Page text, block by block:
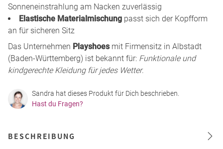
Sonneneinstrahlung am Nacken zuverlässig
Elastische Materialmischung passt sich der Kopfform
an für sicheren Sitz
Das Unternehmen Playshoesmit Firmensitz in Albstadt
(Baden-Württemberg) ist bekannt für: Funktionale und
kindgerechte Kleidung für jedes Wetter.
Sandra hat dieses Produkt für Dich beschrieben.
Hast du Fragen?
BESCHREIBUNG